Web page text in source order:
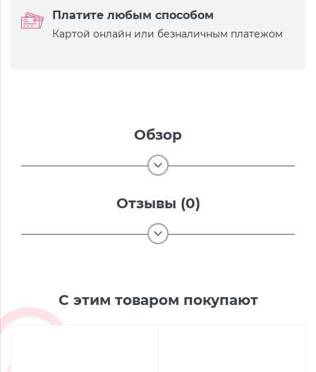
Платите любым способом
Картой онлайн или безналичным платежом
Обзор
Отзывы (0)
С этим товаром покупают